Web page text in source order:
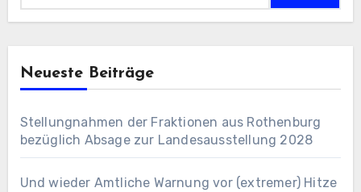
Neueste Beiträge
Stellungnahmen der Fraktionen aus Rothenburg
bezüglich Absage zur Landesausstellung 2028
Und wieder Amtliche Warnung vor (extremer) Hitze